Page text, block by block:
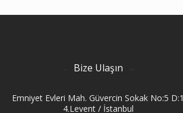
Bize Ulaşın
Emniyet Evleri Mah. Güvercin Sokak No:5 D:1
4.Levent / İstanbul